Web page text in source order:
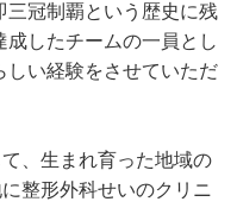
三冠制覇という歴史に残
成したチームの一員とし
しい経験をさせていただ
、生まれ育った地域の
整形外科せいのクリニ